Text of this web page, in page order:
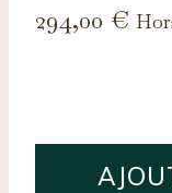
294,00 €